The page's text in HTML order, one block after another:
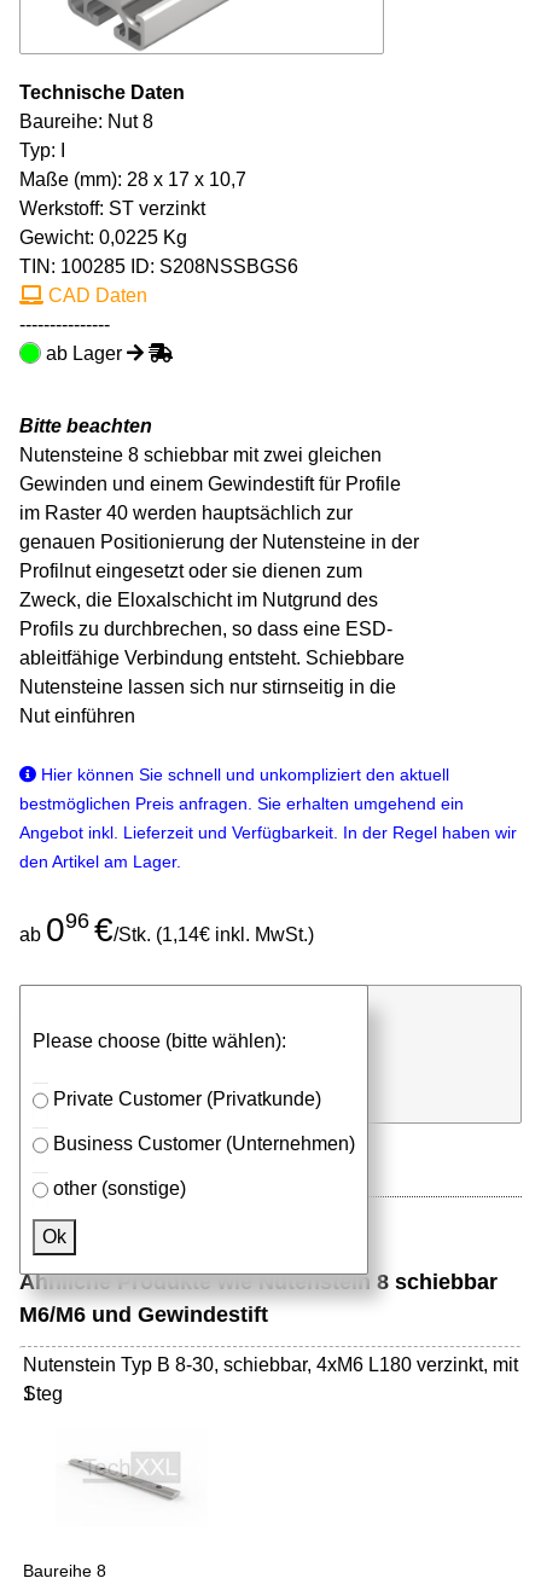
Technische Daten
Baureihe: Nut 8
Typ: I
Maße (mm): 28 x 17 x 10,7
Werkstoff: ST verzinkt
Gewicht: 0,0225 Kg
TIN: 100285 ID: S208NSSBGS6
CAD Daten
---------------
ab Lager
Bitte beachten
Nutensteine 8 schiebbar mit zwei gleichen
Gewinden und einem Gewindestift für Profile
im Raster 40 werden hauptsächlich zur
genauen Positionierung der Nutensteine in der
Profilnut eingesetzt oder sie dienen zum
Zweck, die Eloxalschicht im Nutgrund des
Profils zu durchbrechen, so dass eine ESD-
ableitfähige Verbindung entsteht. Schiebbare
Nutensteine lassen sich nur stirnseitig in die
Nut einführen
Hier können Sie schnell und unkompliziert den aktuell
bestmöglichen Preis anfragen. Sie erhalten umgehend ein
Angebot inkl. Lieferzeit und Verfügbarkeit. In der Regel haben wir
den Artikel am Lager.
ab 096 €/Stk. (1,14€ inkl. MwSt.)
Please choose (bitte wählen):
Private Customer (Privatkunde)
Business Customer (Unternehmen)
other (sonstige)
Ok
⮮
Stk. in Anfrageliste
Ähnliche Produkte wie Nutenstein 8 schiebbar
M6/M6 und Gewindestift
Nutenstein Typ B 8-30, schiebbar, 4xM6 L180 verzinkt, mit
Steg
1
Baureihe 8